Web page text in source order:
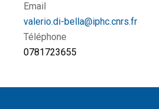
Email
valerio.di-bella@iphc.cnrs.fr
Téléphone
0781723655